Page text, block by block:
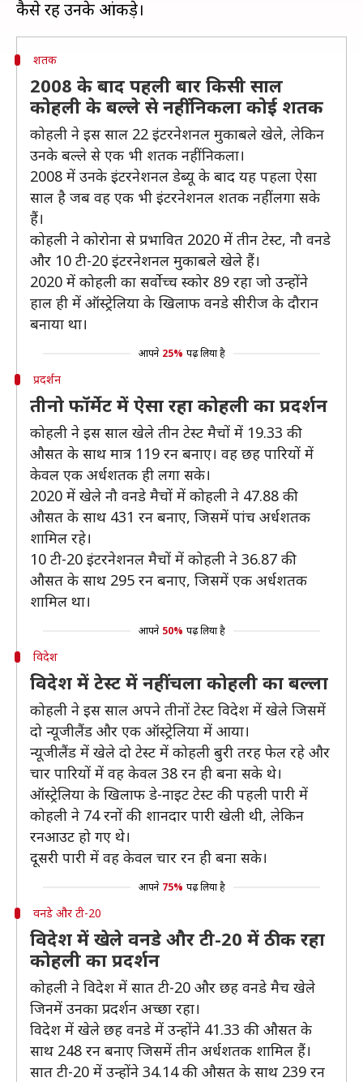
शतक
2008 के बाद पहली बार किसी साल
कोहली के बल्ले से नहीं निकला कोई शतक
कोहली ने इस साल 22 इंटरनेशनल मुकाबले खेले, लेकिन
उनके बल्ले से एक भी शतक नहीं निकला।
2008 में उनके इंटरनेशनल डेब्यू के बाद यह पहला ऐसा
साल है जब वह एक भी इंटरनेशनल शतक नहीं लगा सके
हैं।
कोहली ने कोरोना से प्रभावित 2020 में तीन टेस्ट, नौ वनडे
और 10 टी-20 इंटरनेशनल मुकाबले खेले हैं।
2020 में कोहली का सर्वोच्च स्कोर 89 रहा जो उन्होंने
हाल ही में ऑस्ट्रेलिया के खिलाफ वनडे सीरीज के दौरान
बनाया था।
आपने 25% पढ़ लिया है
प्रदर्शन
तीनो फॉर्मेट में ऐसा रहा कोहली का प्रदर्शन
कोहली ने इस साल खेले तीन टेस्ट मैचों में 19.33 की
औसत के साथ मात्र 119 रन बनाए। वह छह पारियों में
केवल एक अर्धशतक ही लगा सके।
2020 में खेले नौ वनडे मैचों में कोहली ने 47.88 की
औसत के साथ 431 रन बनाए, जिसमें पांच अर्धशतक
शामिल रहे।
10 टी-20 इंटरनेशनल मैचों में कोहली ने 36.87 की
औसत के साथ 295 रन बनाए, जिसमें एक अर्धशतक
शामिल था।
आपने 50% पढ़ लिया है
विदेश
विदेश में टेस्ट में नहीं चला कोहली का बल्ला
कोहली ने इस साल अपने तीनों टेस्ट विदेश में खेले जिसमें
दो न्यूजीलैंड और एक ऑस्ट्रेलिया में आया।
न्यूजीलैंड में खेले दो टेस्ट में कोहली बुरी तरह फेल रहे और
चार पारियों में वह केवल 38 रन ही बना सके थे।
ऑस्ट्रेलिया के खिलाफ डे-नाइट टेस्ट की पहली पारी में
कोहली ने 74 रनों की शानदार पारी खेली थी, लेकिन
रनआउट हो गए थे।
दूसरी पारी में वह केवल चार रन ही बना सके।
आपने 75% पढ़ लिया है
वनडे और टी-20
विदेश में खेले वनडे और टी-20 में ठीक रहा
कोहली का प्रदर्शन
कोहली ने विदेश में सात टी-20 और छह वनडे मैच खेले
जिनमें उनका प्रदर्शन अच्छा रहा।
विदेश में खेले छह वनडे में उन्होंने 41.33 की औसत के
साथ 248 रन बनाए जिसमें तीन अर्धशतक शामिल हैं।
सात टी-20 में उन्होंने 34.14 की औसत के साथ 239 रन